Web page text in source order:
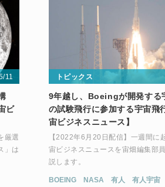
11
ビ
厳選
」は
トピックス
9年越し、Boeingが開発す
の試験飛行に参加する宇宙飛
宙ビジネスニュース】
【2022年6月20日配信】一週間に
宙ビジネスニュースを宙畑編集部
説します。
BOEING NASA 有人
有人宇宙